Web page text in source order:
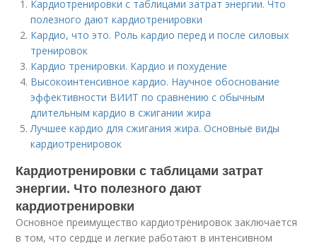
Кардиотренировки с таблицами затрат энергии. Что
полезного дают кардиотренировки
Кардио, что это. Роль кардио перед и после силовых
тренировок
Кардио тренировки. Кардио и похудение
Высокоинтенсивное кардио. Научное обоснование
эффективности ВИИТ по сравнению с обычным
длительным кардио в сжигании жира
Лучшее кардио для сжигания жира. Основные виды
кардиотренировок
Кардиотренировки с таблицами затрат
энергии. Что полезного дают
кардиотренировки
Основное преимущество кардиотренировок заключается
в том, что сердце и легкие работают в интенсивном